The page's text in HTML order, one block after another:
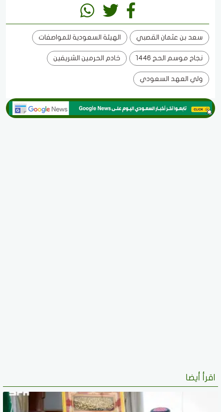
سعد بن عثمان القصبي الهيئة السعودية للمواصفات
نجاح موسم الحج 1446 خادم الحرمين الشريفين
ولي العهد السعودي
اقرأ أيضا